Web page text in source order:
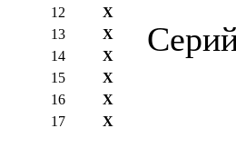
12 X
13
X
14
X
15
X
16
X
17
X